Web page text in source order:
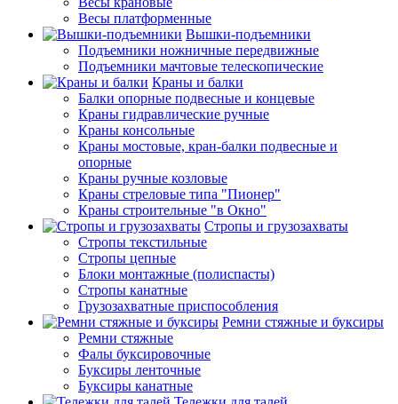
Весы платформенные
Вышки-подъемники
Подъемники ножничные передвижные
Подъемники мачтовые телескопические
Краны и балки
Балки опорные подвесные и концевые
Краны гидравлические ручные
Краны консольные
Краны мостовые, кран-балки подвесные и
опорные
Краны ручные козловые
Краны стреловые типа "Пионер"
Краны строительные "в Окно"
Стропы и грузозахваты
Стропы текстильные
Стропы цепные
Блоки монтажные (полиспасты)
Стропы канатные
Грузозахватные приспособления
Ремни стяжные и буксиры
Ремни стяжные
Фалы буксировочные
Буксиры ленточные
Буксиры канатные